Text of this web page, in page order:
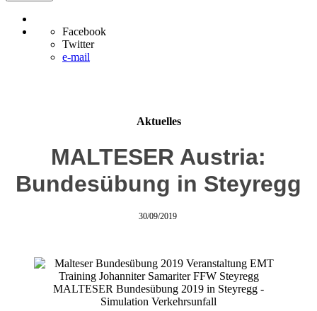
Facebook
Twitter
e-mail
Aktuelles
MALTESER Austria:
Bundesübung in Steyregg
30/09/2019
MALTESER Bundesübung 2019 in Steyregg -
Simulation Verkehrsunfall